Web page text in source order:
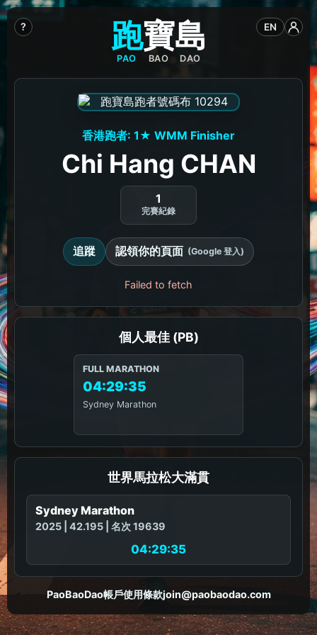
? EN
跑
PAO
寶
BAO
島
DAO
香港跑者: 1★ WMM Finisher
Chi Hang CHAN
1
完賽紀錄
追蹤 認領你的頁面 (Google 登入)
Failed to fetch
個人最佳 (PB)
FULL MARATHON
04:29:35
Sydney Marathon
世界馬拉松大滿貫
Sydney Marathon
2025 | 42.195 | 名次 19639
04:29:35
PaoBaoDao帳戶使用條款join@paobaodao.com